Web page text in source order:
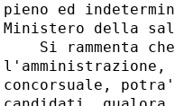
pieno ed
Ministero della
Si rammenta
concorsuale,